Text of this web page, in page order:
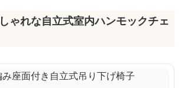
ゃれな自立式室内ハンモックチェ